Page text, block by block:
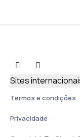
Termos e condições
Privacidade
Sites